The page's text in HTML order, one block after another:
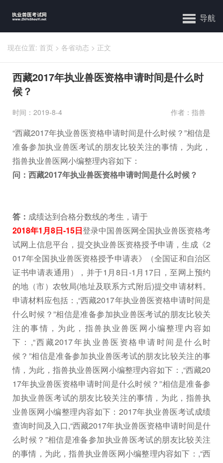
导航
现在位置: 首页 > 各省动态 > 正文
西藏2017年执业兽医资格申请时间是什么时
候？
时间：2019-8-4 作者：指兽
“西藏2017年执业兽医资格申请时间是什么时候？”相信是
准备参加执业兽医考试的朋友比较关注的事情，为此，
指兽执业兽医网小编整理内容如下：
问：西藏2017年执业兽医资格申请时间是什么时候？
答： 成绩达到合格分数线的考生，请于
2018年1月8日-15日登录中国兽医网全国执业兽医资格考
试网上信息平台，提交执业兽医资格授予申请，生成《2
017年全国执业兽医资格授予申请表》（全国证和自治区
证书申请表通用），并于1月8日-1月17日，至网上预约
的地（市）农牧局(地址及联系方式附后)提交申请材料。
申请材料应包括：,“西藏2017年执业兽医资格申请时间是
什么时候？”相信是准备参加执业兽医考试的朋友比较关
注的事情，为此，指兽执业兽医网小编整理内容如
下：,“西藏2017年执业兽医资格申请时间是什么时
候？”相信是准备参加执业兽医考试的朋友比较关注的事
情，为此，指兽执业兽医网小编整理内容如下：,“西藏20
17年执业兽医资格申请时间是什么时候？”相信是准备参
加执业兽医考试的朋友比较关注的事情，为此，指兽执
业兽医网小编整理内容如下：2017年执业兽医考试成绩
查询时间及入口,“西藏2017年执业兽医资格申请时间是什
么时候？”相信是准备参加执业兽医考试的朋友比较关注
的事情，为此，指兽执业兽医网小编整理内容如下：,“西